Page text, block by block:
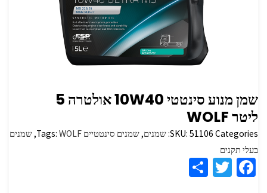
שמן מנוע ‏‏סינטטי 10W40 אולטרה 5
ליטר WOLF
SKU: 51106 Categories: שמנים,שמנים סינטטיים Tags: WOLF
,שמנים
בעלי תקנים
Fa
T